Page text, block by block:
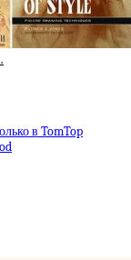
в TomTop